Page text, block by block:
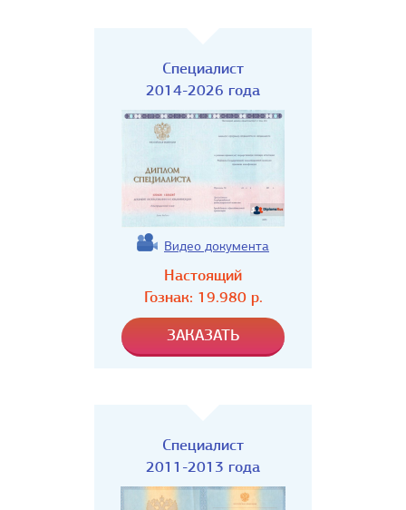
Специалист
2014-2026 года
Видео документа
Настоящий
Гознак: 19.980р.
Специалист
2011-2013 года